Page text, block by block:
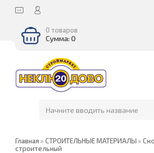
0 товаров
Сумма: 0
Главная »СТРОИТЕЛЬНЫЕ МАТЕРИАЛЫ »
строительный